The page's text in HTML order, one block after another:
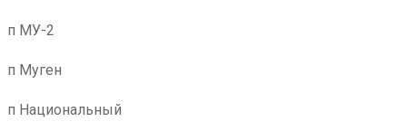
п МУ-2
п Муген
п Национальный